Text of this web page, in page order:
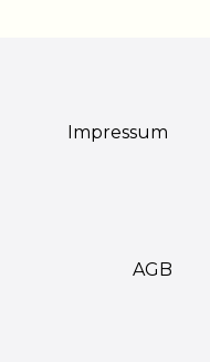
Impressum
AGB